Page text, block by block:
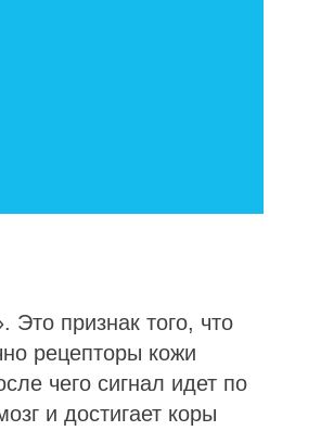
признак того, что
рецепторы кожи
чего сигнал идет по
и достигает коры